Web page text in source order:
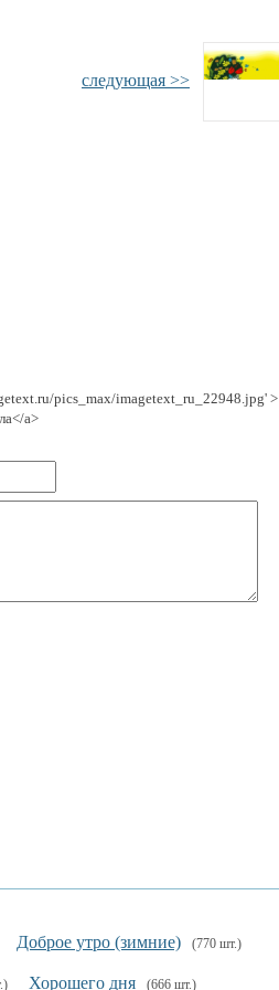
следующая >>
pics_max/imagetext_ru_22948.jpg' >
a>
Доброе утро (зимние) (770 шт.)
Хорошего дня (666 шт.)